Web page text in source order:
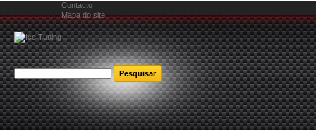
Contacto
Mapa do site